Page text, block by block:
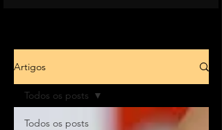
Artigos
Todos os posts
Todos os posts